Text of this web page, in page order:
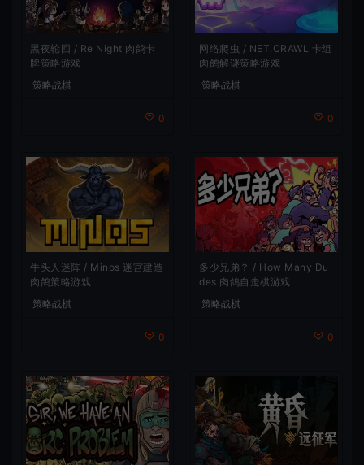
黑夜轮回 / Re Night 肉鸽卡
牌策略游戏
策略战棋
0
网络爬虫 / NET.CRAWL 卡组
肉鸽解谜策略游戏
策略战棋
0
牛头人迷阵 / Minos 迷宫建造
肉鸽策略游戏
策略战棋
0
多少兄弟？ / How Many Du
des 肉鸽自走棋游戏
策略战棋
0